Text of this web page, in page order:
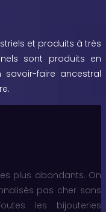
et produits à très
sont produits en
savoir-faire ancestral
plus abondants. On
pas cher sans
les bijouteries